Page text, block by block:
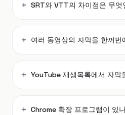
SRT와 VTT의 차이점은 무엇
여러 동영상의 자막을 한꺼
YouTube 재생목록에서 자막
Chrome 확장 프로그램이 있